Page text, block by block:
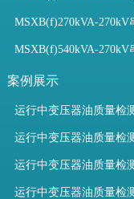
MSXB(f)270kVA-270kV串联谐
MSXB(f)540kVA-270kV串联谐振试验
案例展示
运行中变压器油质量检测设备有哪些
运行中变压器油质量检测设备如何
运行中变压器油质量检测设备包括
运行中变压器油质量检测设备如何